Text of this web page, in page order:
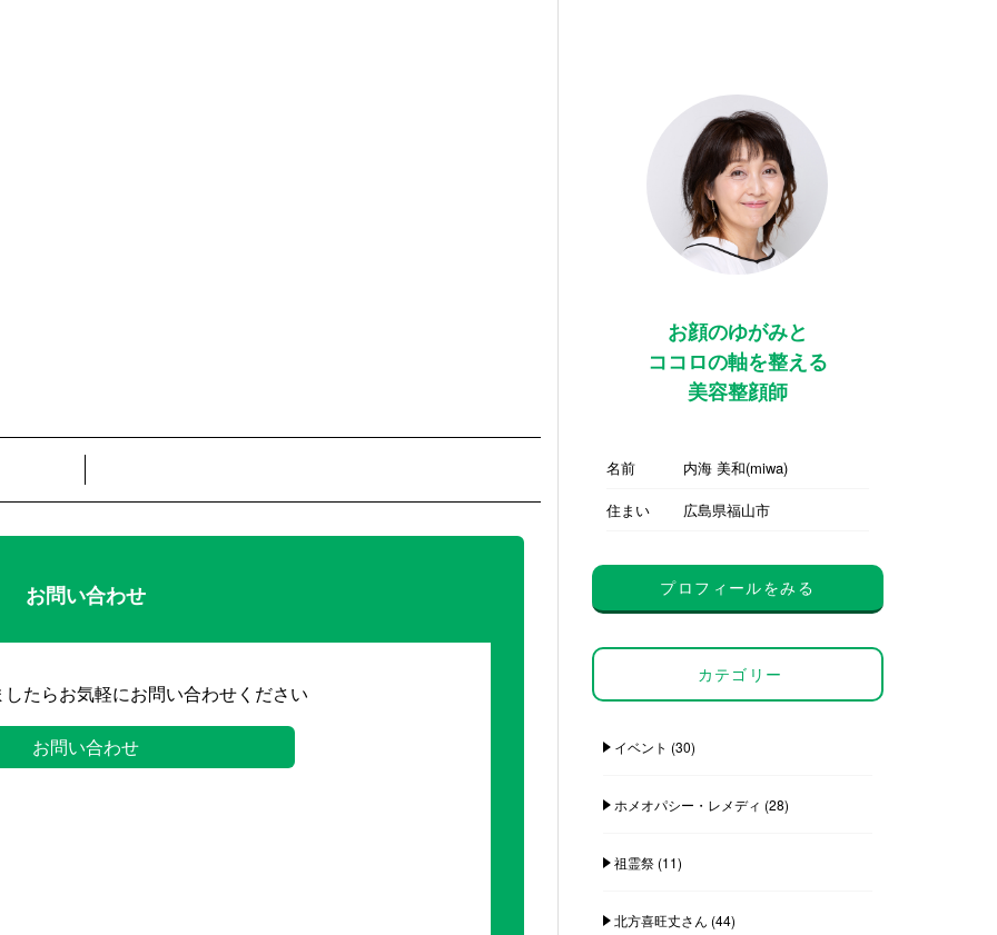
お問い合わせ
たらお気軽にお問い合わせください
お問い合わせ
お顔のゆがみと
ココロの軸を整える
美容整顔師
名前
内海 美和(miwa)
住まい
広島県福山市
プロフィールをみる
カテゴリー
イベント (30)
ホメオパシー・レメディ (28)
祖霊祭(11)
北方喜旺丈さん (44)